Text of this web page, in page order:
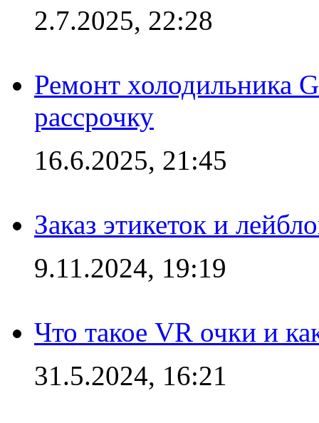
2.7.2025, 22:28
Ремонт холодильника
рассрочку
16.6.2025, 21:45
Заказ этикеток и
9.11.2024, 19:19
Что такое VR очки и
31.5.2024, 16:21